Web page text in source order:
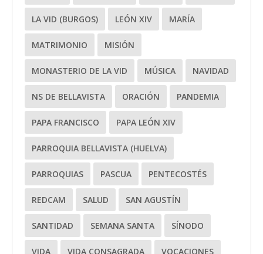
LA VID (BURGOS) LEÓN XIV MARÍA
MATRIMONIO MISIÓN
MONASTERIO DE LA VID MÚSICA NAVIDAD
NS DE BELLAVISTA ORACIÓN PANDEMIA
PAPA FRANCISCO PAPA LEÓN XIV
PARROQUIA BELLAVISTA (HUELVA)
PARROQUIAS PASCUA PENTECOSTÉS
REDCAM SALUD SAN AGUSTÍN
SANTIDAD SEMANA SANTA SÍNODO
VIDA VIDA CONSAGRADA VOCACIONES